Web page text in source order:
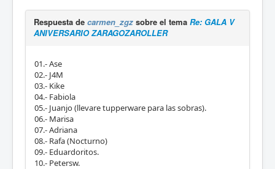
Respuesta de carmen_zgz sobre el tema Re: GALA V
ANIVERSARIO ZARAGOZAROLLER
01.- Ase
02.- J4M
03.- Kike
04.- Fabiola
05.- Juanjo (llevare tupperware para las sobras).
06.- Marisa
07.- Adriana
08.- Rafa (Nocturno)
09.- Eduardoritos.
10.- Petersw.